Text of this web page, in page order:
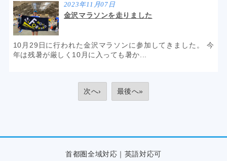
2023年11月07日
金沢マラソンを走りました
10月29日に行われた金沢マラソンに参加してきました。 今
年は残暑が厳しく10月に入っても暑か...
次へ› 最後へ»
首都圏全域対応｜英語対応可